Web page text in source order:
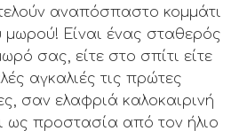
αναπόσπαστο κομμάτι
μωρού! Είναι ένας σταθερός
σας, είτε στο σπίτι είτε
αγκαλιές τις πρώτες
σαν ελαφριά καλοκαιρινή
ως προστασία από τον ήλιο